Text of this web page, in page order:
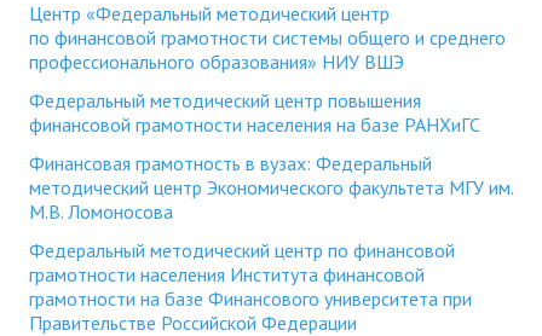
Центр «Федеральный методический центр
по финансовой грамотности системы общего и среднего
профессионального образования» НИУ ВШЭ
Федеральный методический центр повышения
финансовой грамотности населения на базе РАНХиГС
Финансовая грамотность в вузах: Федеральный
методический центр Экономического факультета МГУ им.
М.В. Ломоносова
Федеральный методический центр по финансовой
грамотности населения Института финансовой
грамотности на базе Финансового университета при
Правительстве Российской Федерации